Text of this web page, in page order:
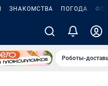
ЗНАКОМСТВА ПОГОДА
Роботы-